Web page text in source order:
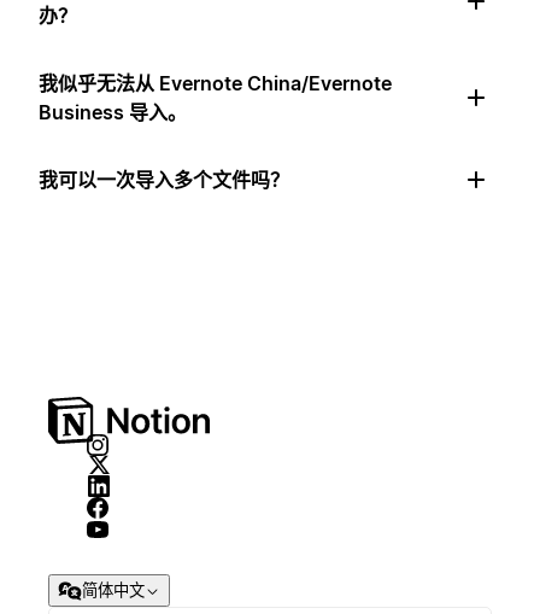
办？
我似乎无法从 Evernote China/Evernote
Business 导入。
我可以一次导入多个文件吗？
简体中文